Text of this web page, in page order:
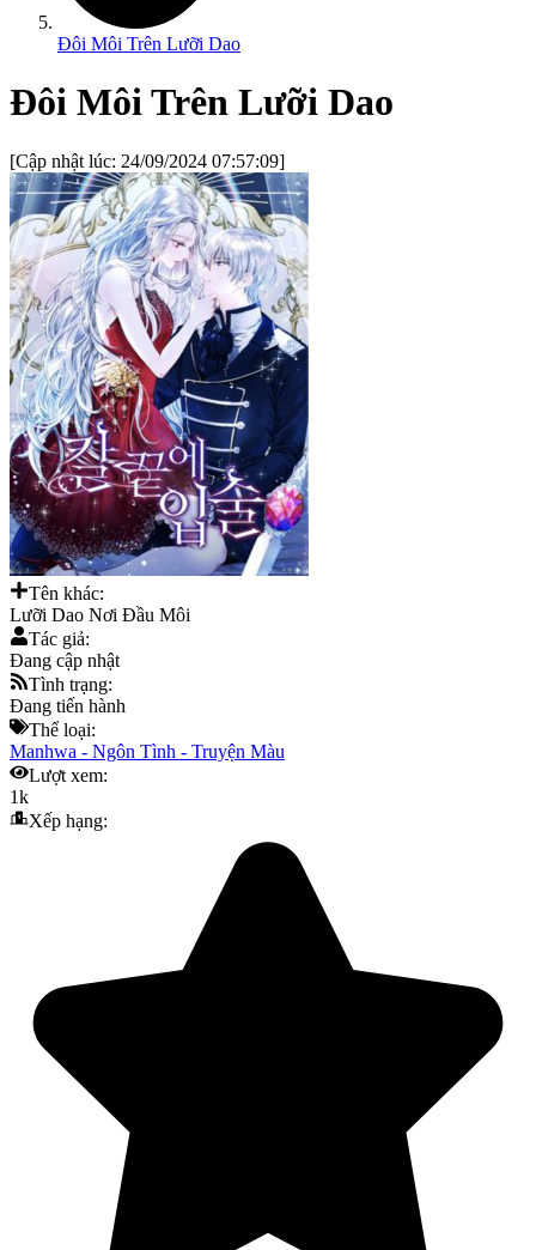
Đôi Môi Trên Lưỡi Dao
Đôi Môi Trên Lưỡi Dao
[Cập nhật lúc: 24/09/2024 07:57:09]
Tên khác:
Lưỡi Dao Nơi Đầu Môi
Tác giả:
Đang cập nhật
Tình trạng:
Đang tiến hành
Thể loại:
Manhwa - Ngôn Tình - Truyện Màu
Lượt xem:
1k
Xếp hạng: